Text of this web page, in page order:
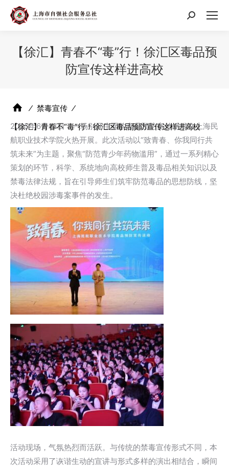
搜
【徐汇】青春不“毒”行！徐汇区毒品预
防宣传这样进高校
⁄ 禁毒宣传 ⁄
【徐汇】青春不“毒”行！徐汇区毒品预防宣传这样进高校
2025年6月13日，一场别开生面的毒品预防宣传活动在上海民
航职业技术学院火热开展。此次活动以“致青春、你我同行共
筑未来”为主题，聚焦“防范青少年药物滥用”，通过一系列精心
策划的环节，科学、系统地向高校师生普及毒品相关知识以及
禁毒法律法规，旨在引导师生们筑牢防范毒品的思想防线，坚
决杜绝校园涉毒案事件的发生。
活动现场，气氛热烈而活跃。与传统的禁毒宣传形式不同，本
次活动采用了诙谐生动的宣讲与形式多样的演出相结合，瞬间